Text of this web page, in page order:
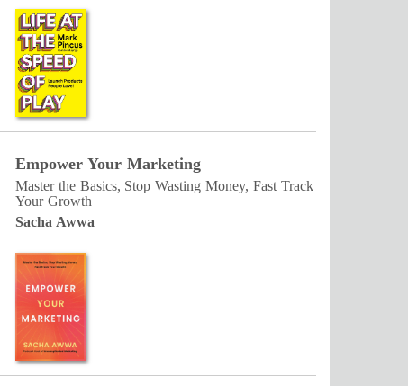
Empower Your Marketing
Master the Basics, Stop Wasting Money, Fast Track
Your Growth
Sacha Awwa